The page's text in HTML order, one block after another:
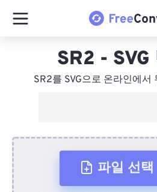
SR2 - SVG
SR2를 SVG으로 온라인에서
파일 선택